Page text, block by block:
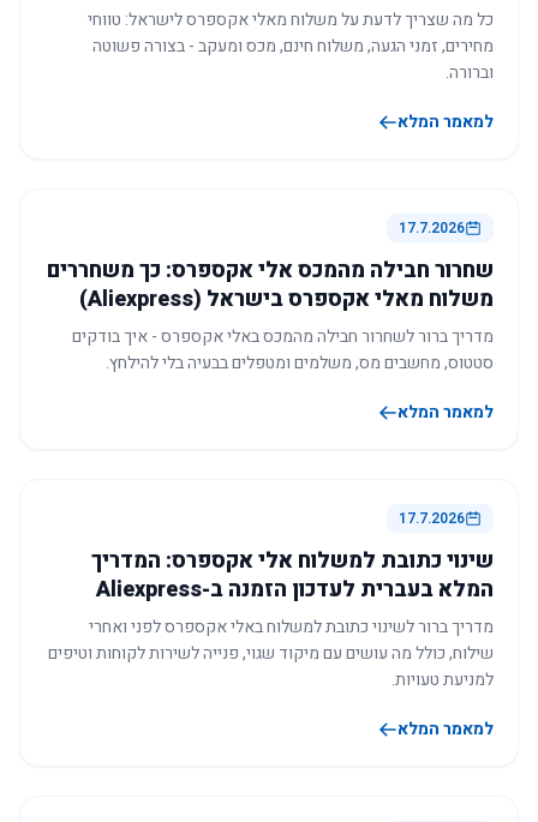
כל מה שצריך לדעת על משלוח מאלי אקספרס לישראל: טווחי
מחירים, זמני הגעה, משלוח חינם, מכס ומעקב - בצורה פשוטה
וברורה.
למאמר המלא
17.7.2026
שחרור חבילה מהמכס אלי אקספרס: כך משחררים
משלוח מאלי אקספרס בישראל (Aliexpress)
מדריך ברור לשחרור חבילה מהמכס באלי אקספרס - איך בודקים
סטטוס, מחשבים מס, משלמים ומטפלים בבעיה בלי להילחץ.
למאמר המלא
17.7.2026
שינוי כתובת למשלוח אלי אקספרס: המדריך
המלא בעברית לעדכון הזמנה ב-Aliexpress
מדריך ברור לשינוי כתובת למשלוח באלי אקספרס לפני ואחרי
שילוח, כולל מה עושים עם מיקוד שגוי, פנייה לשירות לקוחות וטיפים
למניעת טעויות.
למאמר המלא